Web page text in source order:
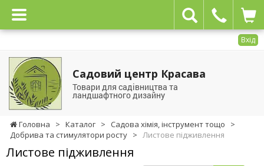
Вхід
Садовий центр Красава
Товари для садівництва та
ландшафтного дизайну
Головна > Каталог > Садова хімія, інструмент тощо
>
Добрива та стимулятори росту > Листове підживлення
Листове підживлення